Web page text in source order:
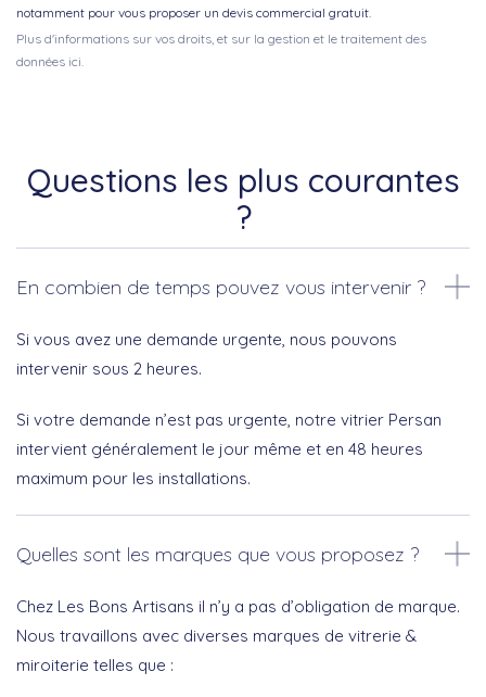
notamment pour vous proposer un devis commercial gratuit.
Plus d'informations sur vos droits, et sur la gestion et le traitement des
données ici.
Questions les plus courantes
?
En combien de temps pouvez vous intervenir ?
Si vous avez une demande urgente, nous pouvons
intervenir sous 2 heures.
Si votre demande n’est pas urgente, notre vitrier Persan
intervient généralement le jour même et en 48 heures
maximum pour les installations.
Quelles sont les marques que vous proposez ?
Chez Les Bons Artisans il n’y a pas d’obligation de marque.
Nous travaillons avec diverses marques de vitrerie &
miroiterie telles que :